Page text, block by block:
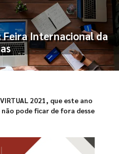
Feira Internacional da
2021, que este ano
pode ficar de fora desse